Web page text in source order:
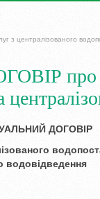
централізованого
про
ДОГОВІР
водовідведення